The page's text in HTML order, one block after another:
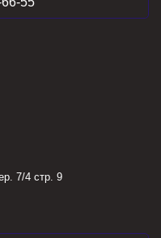
7/4 стр. 9